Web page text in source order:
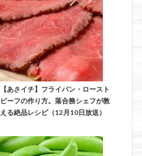
【あさイチ】フライパン・ロースト
ビーフの作り方。落合務シェフが教
える絶品レシピ（12月10日放送）